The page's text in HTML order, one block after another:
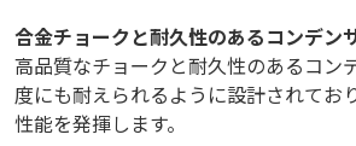
合金チョークと耐久性のあるコンデン
高品質なチョークと耐久性のあるコン
度にも耐えられるように設計されてお
性能を発揮します。